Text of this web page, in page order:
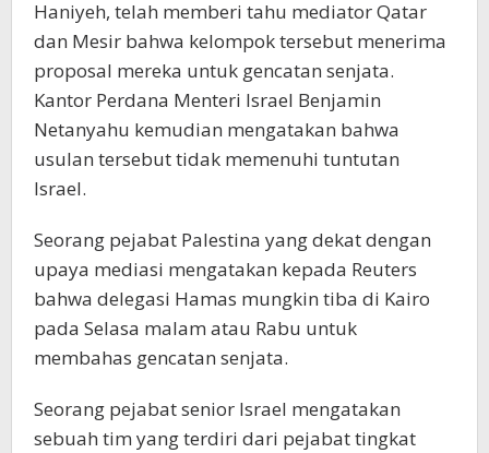
Haniyeh, telah memberi tahu mediator Qatar
dan Mesir bahwa kelompok tersebut menerima
proposal mereka untuk gencatan senjata.
Kantor Perdana Menteri Israel Benjamin
Netanyahu kemudian mengatakan bahwa
usulan tersebut tidak memenuhi tuntutan
Israel.
Seorang pejabat Palestina yang dekat dengan
upaya mediasi mengatakan kepada Reuters
bahwa delegasi Hamas mungkin tiba di Kairo
pada Selasa malam atau Rabu untuk
membahas gencatan senjata.
Seorang pejabat senior Israel mengatakan
sebuah tim yang terdiri dari pejabat tingkat